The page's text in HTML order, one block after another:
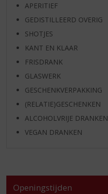
APERITIEF
GEDISTILLEERD OVERIG
SHOTJES
KANT EN KLAAR
FRISDRANK
GLASWERK
GESCHENKVERPAKKING
(RELATIE)GESCHENKEN
ALCOHOLVRIJE DRANKEN
VEGAN DRANKEN
Openingstijden